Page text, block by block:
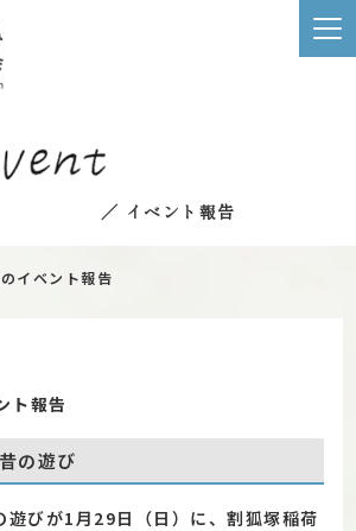
／ イベント報告
イベント報告
ト報告
の遊び
遊びが1月29日（日）に、割狐塚稲荷